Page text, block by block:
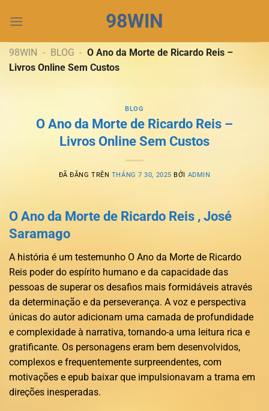
đến
dung
98WIN
98WIN - BLOG - O Ano da Morte de Ricardo Reis –
Livros Online Sem Custos
BLOG
O Ano da Morte de Ricardo Reis –
Livros Online Sem Custos
ĐÃ ĐĂNG TRÊN THÁNG 7 30, 2025 BỞI ADMIN
O Ano da Morte de Ricardo Reis , José
Saramago
A história é um testemunho O Ano da Morte de Ricardo
Reis poder do espírito humano e da capacidade das
pessoas de superar os desafios mais formidáveis através
da determinação e da perseverança. A voz e perspectiva
únicas do autor adicionam uma camada de profundidade
e complexidade à narrativa, tornando-a uma leitura rica e
gratificante. Os personagens eram bem desenvolvidos,
complexos e frequentemente surpreendentes, com
motivações e epub baixar que impulsionavam a trama em
direções inesperadas.